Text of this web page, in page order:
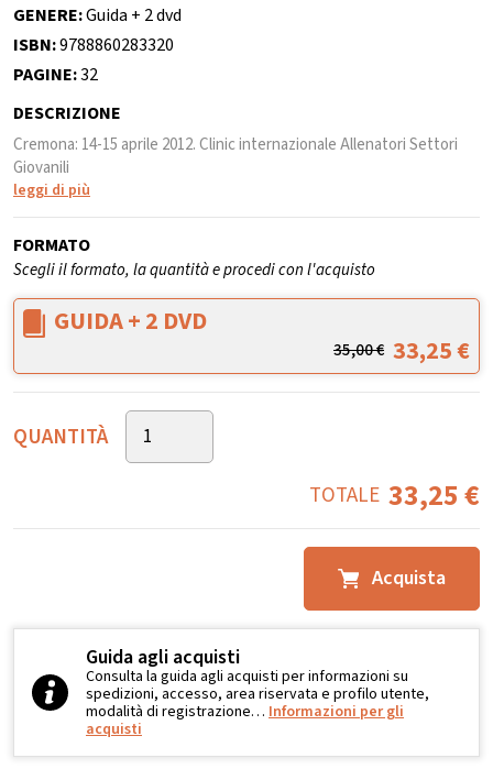
GENERE:Guida + 2 dvd
ISBN:9788860283320
PAGINE:32
DESCRIZIONE
Cremona: 14-15 aprile 2012. Clinic internazionale Allenatori Settori
Giovanili
leggi di più
FORMATO
Scegli il formato, la quantità e procedi con l'acquisto
GUIDA + 2 DVD
35,00€ 33,25€
QUANTITÀ
TOTALE 33,25€
Acquista
Guida agli acquisti
Consulta la guida agli acquisti per informazioni su
spedizioni, accesso, area riservata e profilo utente,
modalità di registrazione… Informazioni per gli
acquisti